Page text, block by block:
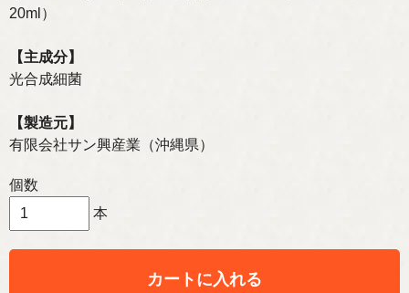
20ml）
【主成分】
光合成細菌
【製造元】
有限会社サン興産業（沖縄県）
個数
本
カートに入れる